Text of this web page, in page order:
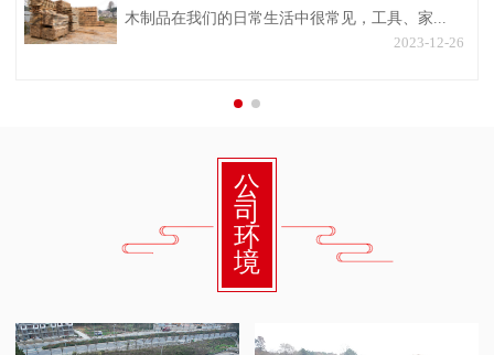
木制品在我们的日常生活中很常见，工具、家...
2023-12-26
公
司
环
境